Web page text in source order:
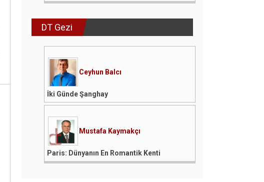
DT Gezi
Ceyhun Balcı
İki Günde Şanghay
Mustafa Kaymakçı
Paris: Dünyanın En Romantik Kenti